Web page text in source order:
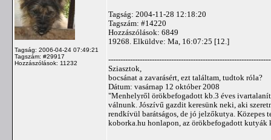
Tagság: 2006-04-24 07:49:21
Tagszám: #29917
Hozzászólások: 11232
Tagság: 2004-11-28 12:18:20
Tagszám: #14220
Hozzászólások: 6849
19268. Elküldve: Ma, 16:07:25 [12.]
Sziasztok,
bocsánat a zavarásért, ezt találtam, tudtok róla?
Dátum: vasárnap 12 október 2008
"Menhelyről örökbefogadott kb.3 éves
válnunk. Jószívű gazdit keresünk neki, aki
rendkívül barátságos, de jó jelzőkutya. Közepes
koborka.hu honlapon, az örökbefogadott kutyák